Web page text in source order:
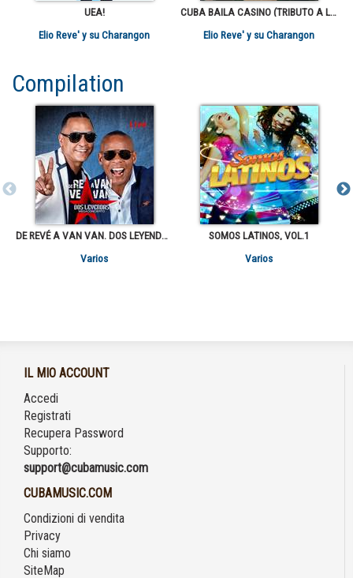
UEA!
Elio Reve' y su Charangon
CUBA BAILA CASINO (TRIBUTO A LA RUEDA)
Elio Reve' y su Charangon
Compilation
DE REVÉ A VAN VAN. DOS LEYENDAS LIVE, VOL.1-2
Varios
SOMOS LATINOS, VOL.1
Varios
IL MIO ACCOUNT
Accedi
Registrati
Recupera Password
Supporto:
support@cubamusic.com
CUBAMUSIC.COM
Condizioni di vendita
Privacy
Chi siamo
SiteMap